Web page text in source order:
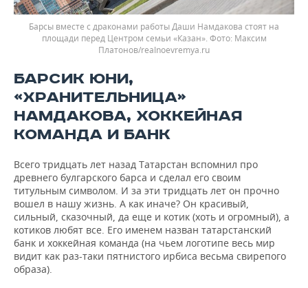
Барсы вместе с драконами работы Даши Намдакова стоят на
площади перед Центром семьи «Казан». Фото: Максим
Платонов/realnoevremya.ru
БАРСИК ЮНИ,
«ХРАНИТЕЛЬНИЦА»
НАМДАКОВА, ХОККЕЙНАЯ
КОМАНДА И БАНК
Всего тридцать лет назад Татарстан вспомнил про
древнего булгарского барса и сделал его своим
титульным символом. И за эти тридцать лет он прочно
вошел в нашу жизнь. А как иначе? Он красивый,
сильный, сказочный, да еще и котик (хоть и огромный), а
котиков любят все. Его именем назван татарстанский
банк и хоккейная команда (на чьем логотипе весь мир
видит как раз-таки пятнистого ирбиса весьма свирепого
образа).